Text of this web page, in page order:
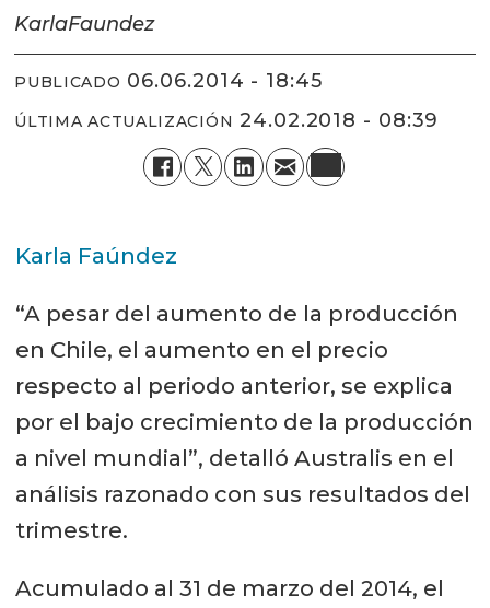
KarlaFaundez
PUBLICADO 06.06.2014 - 18:45
ÚLTIMA ACTUALIZACIÓN 24.02.2018 - 08:39
Karla Faúndez
“A pesar del aumento de la producción
en Chile, el aumento en el precio
respecto al periodo anterior, se explica
por el bajo crecimiento de la producción
a nivel mundial”, detalló Australis en el
análisis razonado con sus resultados del
trimestre.
Acumulado al 31 de marzo del 2014, el